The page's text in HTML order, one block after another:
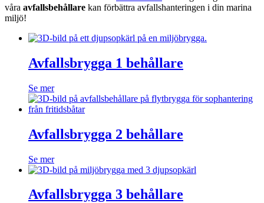
våra avfallsbehållare kan förbättra avfallshanteringen i din marina
miljö!
Avfallsbrygga 1 behållare
Se mer
Avfallsbrygga 2 behållare
Se mer
Avfallsbrygga 3 behållare